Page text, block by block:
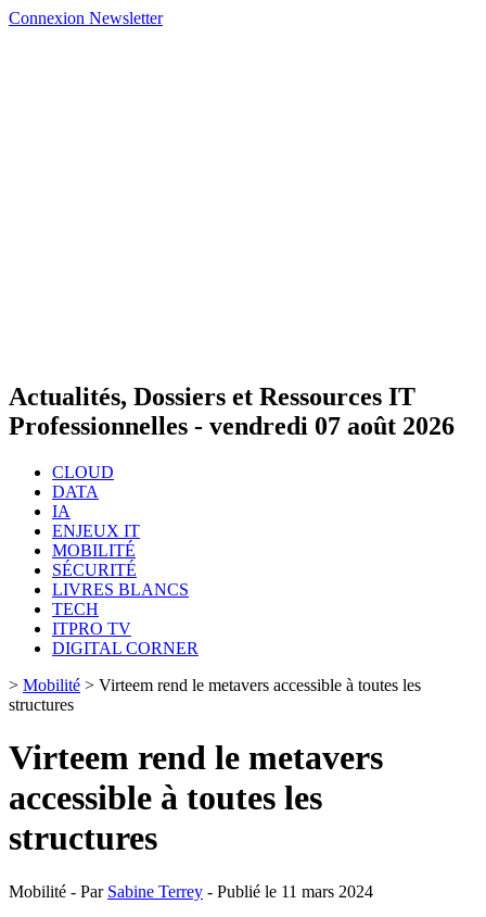
Connexion Newsletter
Actualités, Dossiers et Ressources IT
Professionnelles - vendredi 07 août 2026
CLOUD
DATA
IA
ENJEUX IT
MOBILITÉ
SÉCURITÉ
LIVRES BLANCS
TECH
ITPRO TV
DIGITAL CORNER
> Mobilité > Virteem rend le metavers accessible à toutes les
structures
Virteem rend le metavers
accessible à toutes les
structures
Mobilité - Par Sabine Terrey - Publié le 11 mars 2024